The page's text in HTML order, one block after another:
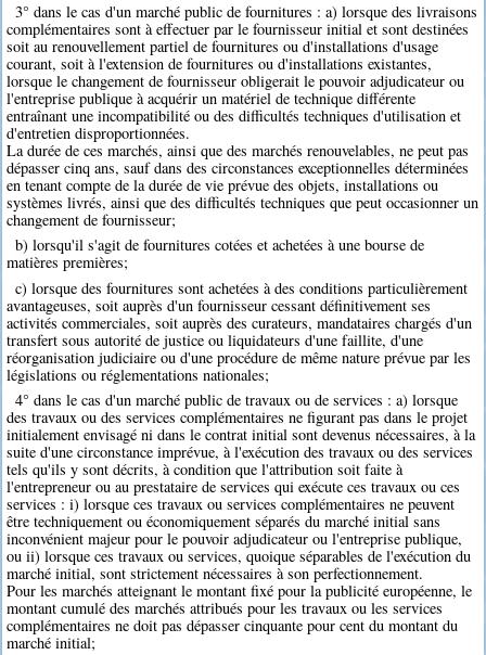
3° dans le cas d'un marché public de fournitures : a) lorsque des livraisons
complémentaires sont à effectuer par le fournisseur initial et sont destinées
soit au renouvellement partiel de fournitures ou d'installations d'usage
courant, soit à l'extension de fournitures ou d'installations existantes,
lorsque le changement de fournisseur obligerait le pouvoir adjudicateur ou
l'entreprise publique à acquérir un matériel de technique différente
entraînant une incompatibilité ou des difficultés techniques d'utilisation et
d'entretien disproportionnées.
La durée de ces marchés, ainsi que des marchés renouvelables, ne peut pas
dépasser cinq ans, sauf dans des circonstances exceptionnelles déterminées
en tenant compte de la durée de vie prévue des objets, installations ou
systèmes livrés, ainsi que des difficultés techniques que peut occasionner un
changement de fournisseur;
b) lorsqu'il s'agit de fournitures cotées et achetées à une bourse de
matières premières;
c) lorsque des fournitures sont achetées à des conditions particulièrement
avantageuses, soit auprès d'un fournisseur cessant définitivement ses
activités commerciales, soit auprès des curateurs, mandataires chargés d'un
transfert sous autorité de justice ou liquidateurs d'une faillite, d'une
réorganisation judiciaire ou d'une procédure de même nature prévue par les
législations ou réglementations nationales;
4° dans le cas d'un marché public de travaux ou de services : a) lorsque
des travaux ou des services complémentaires ne figurant pas dans le projet
initialement envisagé ni dans le contrat initial sont devenus nécessaires, à la
suite d'une circonstance imprévue, à l'exécution des travaux ou des services
tels qu'ils y sont décrits, à condition que l'attribution soit faite à
l'entrepreneur ou au prestataire de services qui exécute ces travaux ou ces
services : i) lorsque ces travaux ou services complémentaires ne peuvent
être techniquement ou économiquement séparés du marché initial sans
inconvénient majeur pour le pouvoir adjudicateur ou l'entreprise publique,
ou ii) lorsque ces travaux ou services, quoique séparables de l'exécution du
marché initial, sont strictement nécessaires à son perfectionnement.
Pour les marchés atteignant le montant fixé pour la publicité européenne, le
montant cumulé des marchés attribués pour les travaux ou les services
complémentaires ne doit pas dépasser cinquante pour cent du montant du
marché initial;